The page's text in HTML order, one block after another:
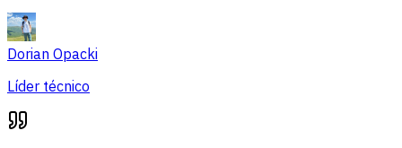
Dorian Opacki
Líder técnico